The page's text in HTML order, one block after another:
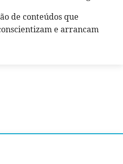
de conteúdos que
e arrancam